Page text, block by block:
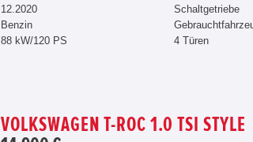
12.2020
Benzin
88 kW/120 PS
Schaltgetriebe
4 Türen
VOLKSWAGEN T-ROC 1.0 TSI STYLE